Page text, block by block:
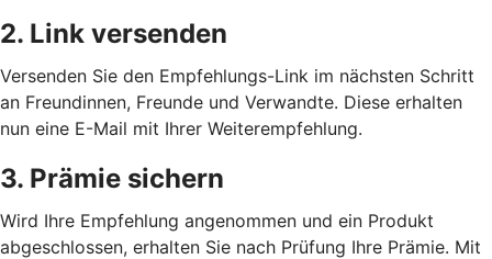
2. Link versenden
Versenden Sie den Empfehlungs-Link im nächsten Schritt
an Freundinnen, Freunde und Verwandte. Diese erhalten
nun eine E-Mail mit Ihrer Weiterempfehlung.
3. Prämie sichern
Wird Ihre Empfehlung angenommen und ein Produkt
abgeschlossen, erhalten Sie nach Prüfung Ihre Prämie. Mit